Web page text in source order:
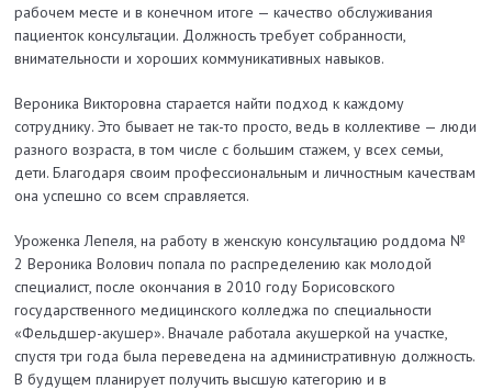
рабочем месте и в конечном итоге — качество обслуживания
пациенток консультации. Должность требует собраннос­ти,
внимательности и хороших коммуникативных навыков.
Вероника Викторовна старается найти подход к каждому
сотруднику. Это бывает не так-то прос­то, ведь в коллективе — люди
разного возраста, в том числе с большим стажем, у всех семьи,
дети. Благодаря своим профессиональным и личностным качествам
она успешно со всем справляется.
Уроженка Лепеля, на работу в женскую консультацию роддома №
2 Вероника Волович попала по распределению как молодой
специалист, после окончания в 2010 году Борисовского
государственного медицинского колледжа по специальности
«Фельдшер-акушер». Вначале работала акушеркой на участке,
спустя три года была переведена на административную должность.
В будущем планирует получить высшую категорию и в